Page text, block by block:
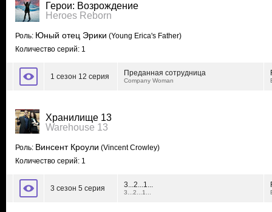
Герои: Возрождение
Heroes Reborn
Роль: Юный отец Эрики (Young Erica's Father)
Количество серий: 1
1 сезон 12 серия Преданная сотрудница
Company Woman
Хранилище 13
Warehouse 13
Роль: Винсент Кроули (Vincent Crowley)
Количество серий: 1
3 сезон 5 серия 3...2...1...
3...2...1...